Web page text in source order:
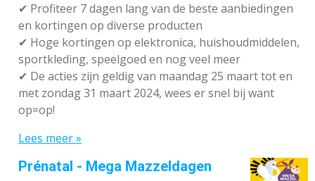
✔ Profiteer 7 dagen lang van de beste aanbiedingen
en kortingen op diverse producten
✔ Hoge kortingen op elektronica, huishoudmiddelen,
sportkleding, speelgoed en nog veel meer
✔ De acties zijn geldig van maandag 25 maart tot en
met zondag 31 maart 2024, wees er snel bij want
op=op!
Lees meer »
Prénatal - Mega Mazzeldagen